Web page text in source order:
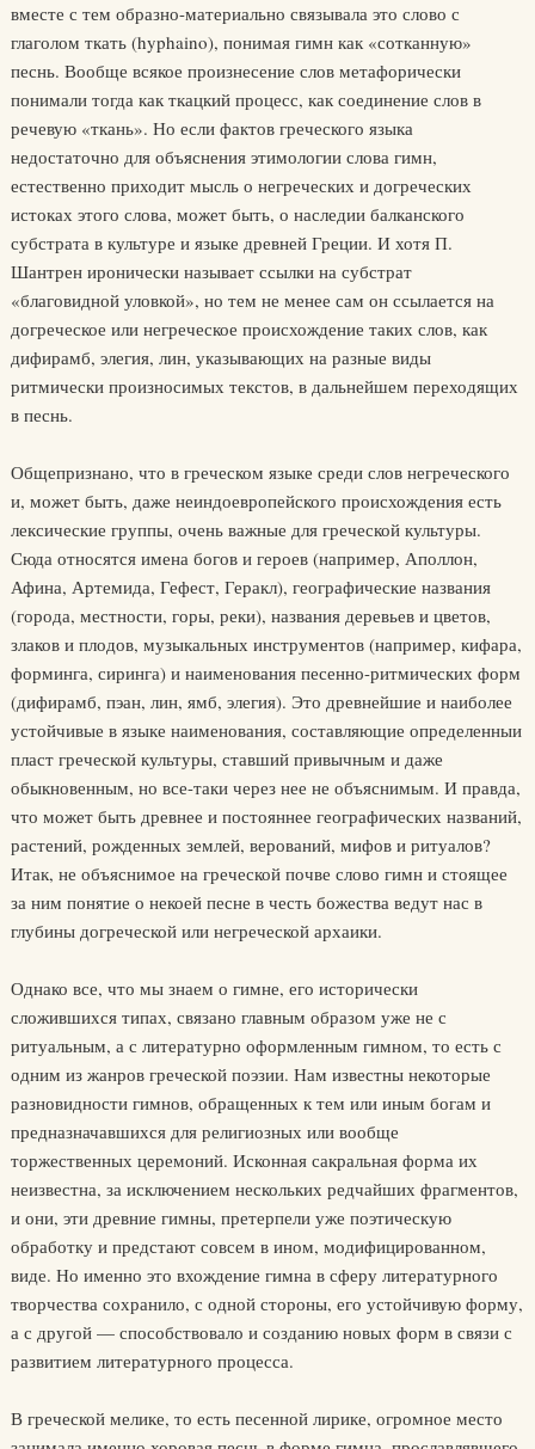
вместе с тем образно-материально связывала это слово с
глаголом ткать (hyphaino), понимая гимн как «сотканную»
песнь. Вообще всякое произнесение слов метафорически
понимали тогда как ткацкий процесс, как соединение слов в
речевую «ткань». Но если фактов греческого языка
недостаточно для объяснения этимологии слова гимн,
естественно приходит мысль о негреческих и догреческих
истоках этого слова, может быть, о наследии балканского
субстрата в культуре и языке древней Греции. И хотя П.
Шантрен иронически называет ссылки на субстрат
«благовидной уловкой», но тем не менее сам он ссылается на
догреческое или негреческое происхождение таких слов, как
дифирамб, элегия, лин, указывающих на разные виды
ритмически произносимых текстов, в дальнейшем переходящих
в песнь.
Общепризнано, что в греческом языке среди слов негреческого
и, может быть, даже неиндоевропейского происхождения есть
лексические группы, очень важные для греческой культуры.
Сюда относятся имена богов и героев (например, Аполлон,
Афина, Артемида, Гефест, Геракл), географические названия
(города, местности, горы, реки), названия деревьев и цветов,
злаков и плодов, музыкальных инструментов (например, кифара,
форминга, сиринга) и наименования песенно-ритмических форм
(дифирамб, пэан, лин, ямб, элегия). Это древнейшие и наиболее
устойчивые в языке наименования, составляющие определенныи
пласт греческой культуры, ставший привычным и даже
обыкновенным, но все-таки через нее не объяснимым. И правда,
что может быть древнее и постояннее географических названий,
растений, рожденных землей, верований, мифов и ритуалов?
Итак, не объяснимое на греческой почве слово гимн и стоящее
за ним понятие о некоей песне в честь божества ведут нас в
глубины догреческой или негреческой архаики.
Однако все, что мы знаем о гимне, его исторически
сложившихся типах, связано главным образом уже не с
ритуальным, а с литературно оформленным гимном, то есть с
одним из жанров греческой поэзии. Нам известны некоторые
разновидности гимнов, обращенных к тем или иным богам и
предназначавшихся для религиозных или вообще
торжественных церемоний. Исконная сакральная форма их
неизвестна, за исключением нескольких редчайших фрагментов,
и они, эти древние гимны, претерпели уже поэтическую
обработку и предстают совсем в ином, модифицированном,
виде. Но именно это вхождение гимна в сферу литературного
творчества сохранило, с одной стороны, его устойчивую форму,
а с другой — способствовало и созданию новых форм в связи с
развитием литературного процесса.
В греческой мелике, то есть песенной лирике, огромное место